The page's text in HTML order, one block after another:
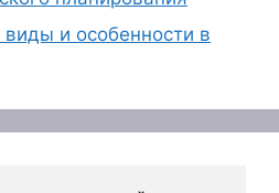
и особенности в